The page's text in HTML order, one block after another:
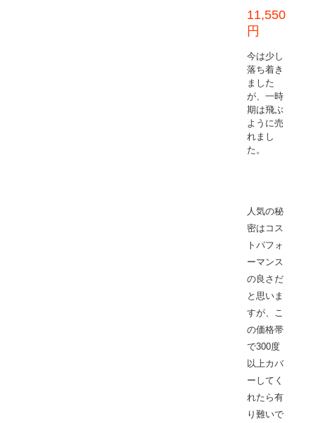
11,550
円
今は少し
落ち着き
ました
が、一時
期は飛ぶ
ように売
れまし
た。
人気の秘
密はコス
トパフォ
ーマンス
の良さだ
と思いま
すが、こ
の価格帯
で300度
以上カバ
ーしてく
れたら有
り難いで